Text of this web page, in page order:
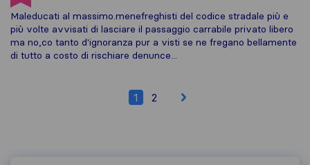
Maleducati al massimo.menefreghisti del codice stradale più e
più volte avvisati di lasciare il passaggio carrabile privato libero
ma no,co tanto d'ignoranza pur a visti se ne fregano bellamente
di tutto a costo di rischiare denunce...
1 2